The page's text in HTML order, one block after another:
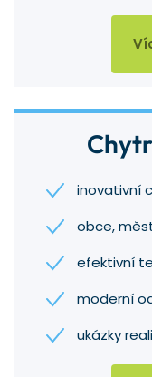
inovativní
obce,
efektivní
moderní
ukázky